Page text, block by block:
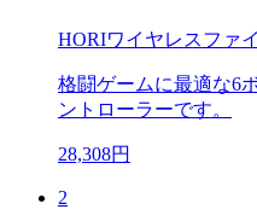
HORIワイヤレスファ
格闘ゲームに最適な6
ントローラーです。
28,308円
2